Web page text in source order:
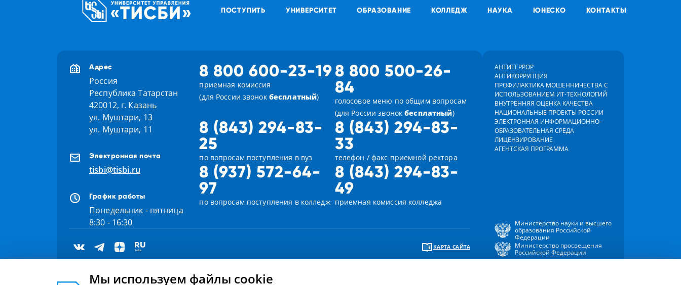
ПОСТУПИТЬ УНИВЕРСИТЕТ ОБРАЗОВАНИЕ КОЛЛЕДЖ НАУКА ЮНЕСКО КОНТАКТЫ
Адрес
Россия
Республика Татарстан
420012, г. Казань
ул. Муштари, 13
ул. Муштари, 11
Электронная почта
tisbi@tisbi.ru
График работы
Понедельник - пятница
8:30 - 16:30
8 800 600-23-19
приемная комиссия
(для России звонок бесплатный)
8 800 500-26-
84
голосовое меню по общим вопросам
(для России звонокбесплатный)
8 (843) 294-83-
25
по вопросам поступления в вуз
8 (843) 294-83-
33
телефон / факс приемной ректора
8 (937) 572-64-
97
по вопросам поступления в колледж
8 (843) 294-83-
49
приемная комиссия колледжа
КАРТА САЙТА
АНТИТЕРРОР
АНТИКОРРУПЦИЯ
ПРОФИЛАКТИКА МОШЕННИЧЕСТВА С
ИСПОЛЬЗОВАНИЕМ ИТ-ТЕХНОЛОГИЙ
ВНУТРЕННЯЯ ОЦЕНКА КАЧЕСТВА
НАЦИОНАЛЬНЫЕ ПРОЕКТЫ РОССИИ
ЭЛЕКТРОННАЯ ИНФОРМАЦИОННО-
ОБРАЗОВАТЕЛЬНАЯ СРЕДА
ЛИЦЕНЗИРОВАНИЕ
АГЕНТСКАЯ ПРОГРАММА
Министерство науки и высшего
образования Российской
Федерации
Министерство просвещения
Российской Федерации
Мы используем файлы cookie